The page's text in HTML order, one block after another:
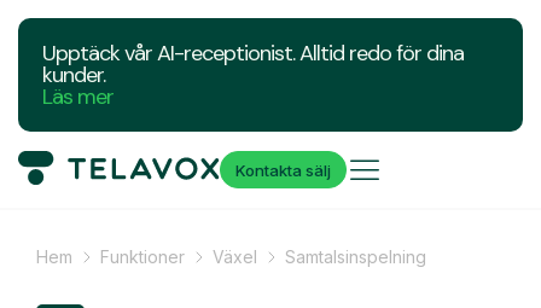
Upptäck vår AI-receptionist. Alltid redo för dina
kunder.
Läs mer
Kontakta sälj
Hem Funktioner Växel Samtalsinspelning